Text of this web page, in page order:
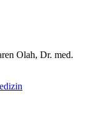
Olah, Dr. med.